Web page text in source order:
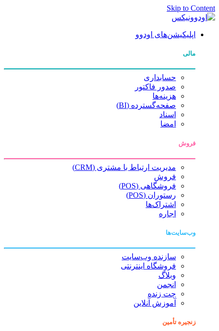
Skip to Content
اپلیکیشن‌های اودوو
مالی
حسابداری
صدور فاکتور
هزینه‌ها
صفحه‌گسترده (BI)
اسناد
امضا
فروش
مدیریت ارتباط با مشتری (CRM)
فروش
فروشگاهی (POS)
رستوران (POS)
اشتراک‌ها
اجاره
وب‌سایت‌ها
سازنده وب‌سایت
فروشگاه اینترنتی
وبلاگ
انجمن
چت زنده
آموزش آنلاین
زنجیره تأمین